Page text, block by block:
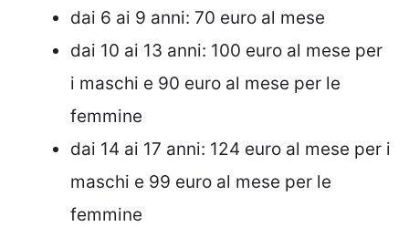
dai 6 ai 9 anni: 70 euro al mese
dai 10 ai 13 anni: 100 euro al mese per
i maschi e 90 euro al mese per le
femmine
dai 14 ai 17 anni: 124 euro al mese per i
maschi e 99 euro al mese per le
femmine